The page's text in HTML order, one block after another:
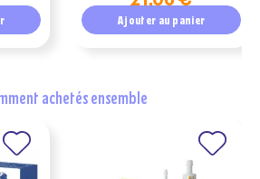
Ajouter au panier
achetés ensemble